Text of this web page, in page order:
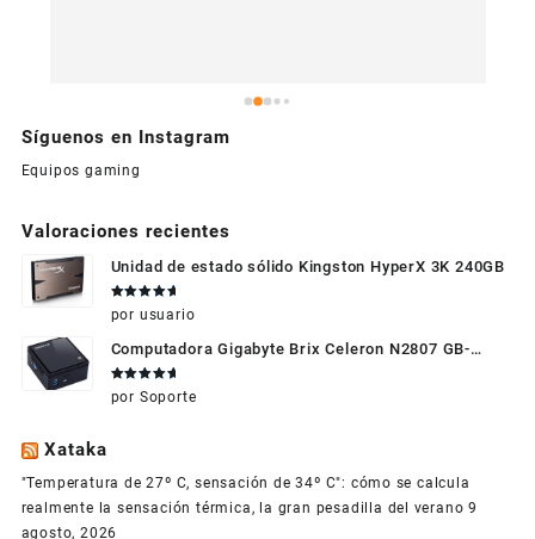
Síguenos en Instagram
Equipos gaming
Valoraciones recientes
Unidad de estado sólido Kingston HyperX 3K 240GB
en5 de 5
por usuario
Computadora Gigabyte Brix Celeron N2807 GB-
BXBT-2807 + WIFI + RAM de 4GB + HDD 500gb +
Windows 10
Valorado
en5 de 5
por Soporte
Xataka
"Temperatura de 27º C, sensación de 34º C": cómo se calcula
realmente la sensación térmica, la gran pesadilla del verano 9
agosto, 2026